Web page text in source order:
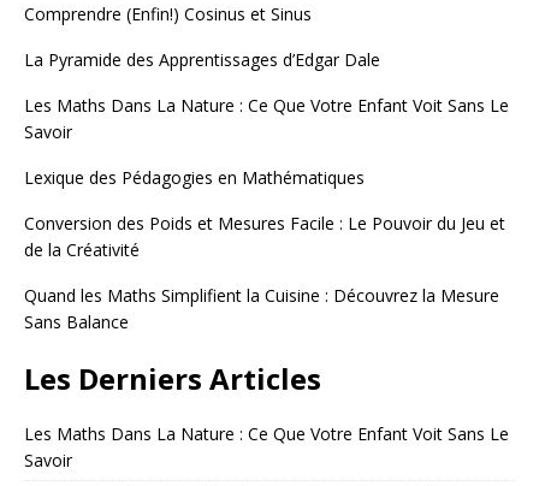
Comprendre (Enfin!) Cosinus et Sinus
La Pyramide des Apprentissages d’Edgar Dale
Les Maths Dans La Nature : Ce Que Votre Enfant Voit Sans Le
Savoir
Lexique des Pédagogies en Mathématiques
Conversion des Poids et Mesures Facile : Le Pouvoir du Jeu et
de la Créativité
Quand les Maths Simplifient la Cuisine : Découvrez la Mesure
Sans Balance
Les Derniers Articles
Les Maths Dans La Nature : Ce Que Votre Enfant Voit Sans Le
Savoir